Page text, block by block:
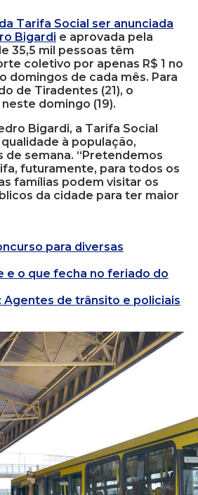
Tarifa Social ser anunciada
Bigardi e aprovada pela
35,5 mil pessoas têm
coletivo por apenas R$ 1 no
domingos de cada mês. Para
de Tiradentes (21), o
domingo (19).
Bigardi, a Tarifa Social
à população,
de semana. “Pretendemos
futuramente, para todos os
famílias podem visitar os
da cidade para ter maior
para diversas
e o que fecha no feriado do
Agentes de trânsito e policiais